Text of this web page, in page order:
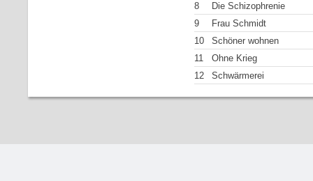
8
Die Schizophrenie
9
Frau Schmidt
10
Schöner wohnen
11
Ohne Krieg
12
Schwärmerei